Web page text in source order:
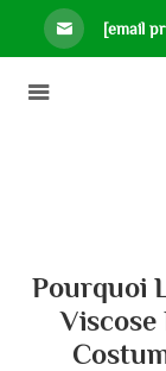
[email
Pourquoi